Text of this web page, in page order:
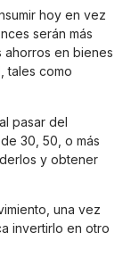
hoy en vez
serán más
ahorros en bienes
tales como
pasar del
30, 50, o más
y obtener
una vez
invertirlo en otro